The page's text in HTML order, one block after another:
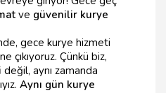
ve güvenilir kurye
gece kurye hizmeti
çıkıyoruz. Çünkü biz,
değil, aynı zamanda
Aynı gün kurye